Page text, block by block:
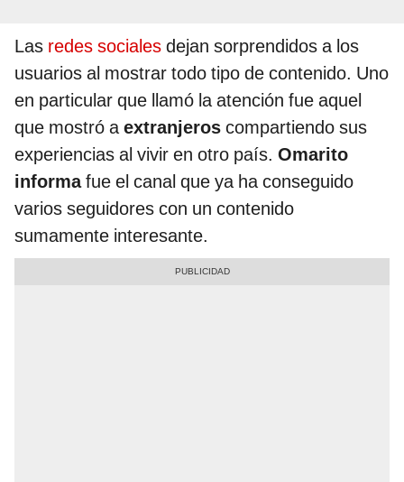
Las redes sociales dejan sorprendidos a los
usuarios al mostrar todo tipo de contenido. Uno
en particular que llamó la atención fue aquel
que mostró aextranjeros compartiendo sus
experiencias al vivir en otro país. Omarito
informafue el canal que ya ha conseguido
varios seguidores con un contenido
sumamente interesante.